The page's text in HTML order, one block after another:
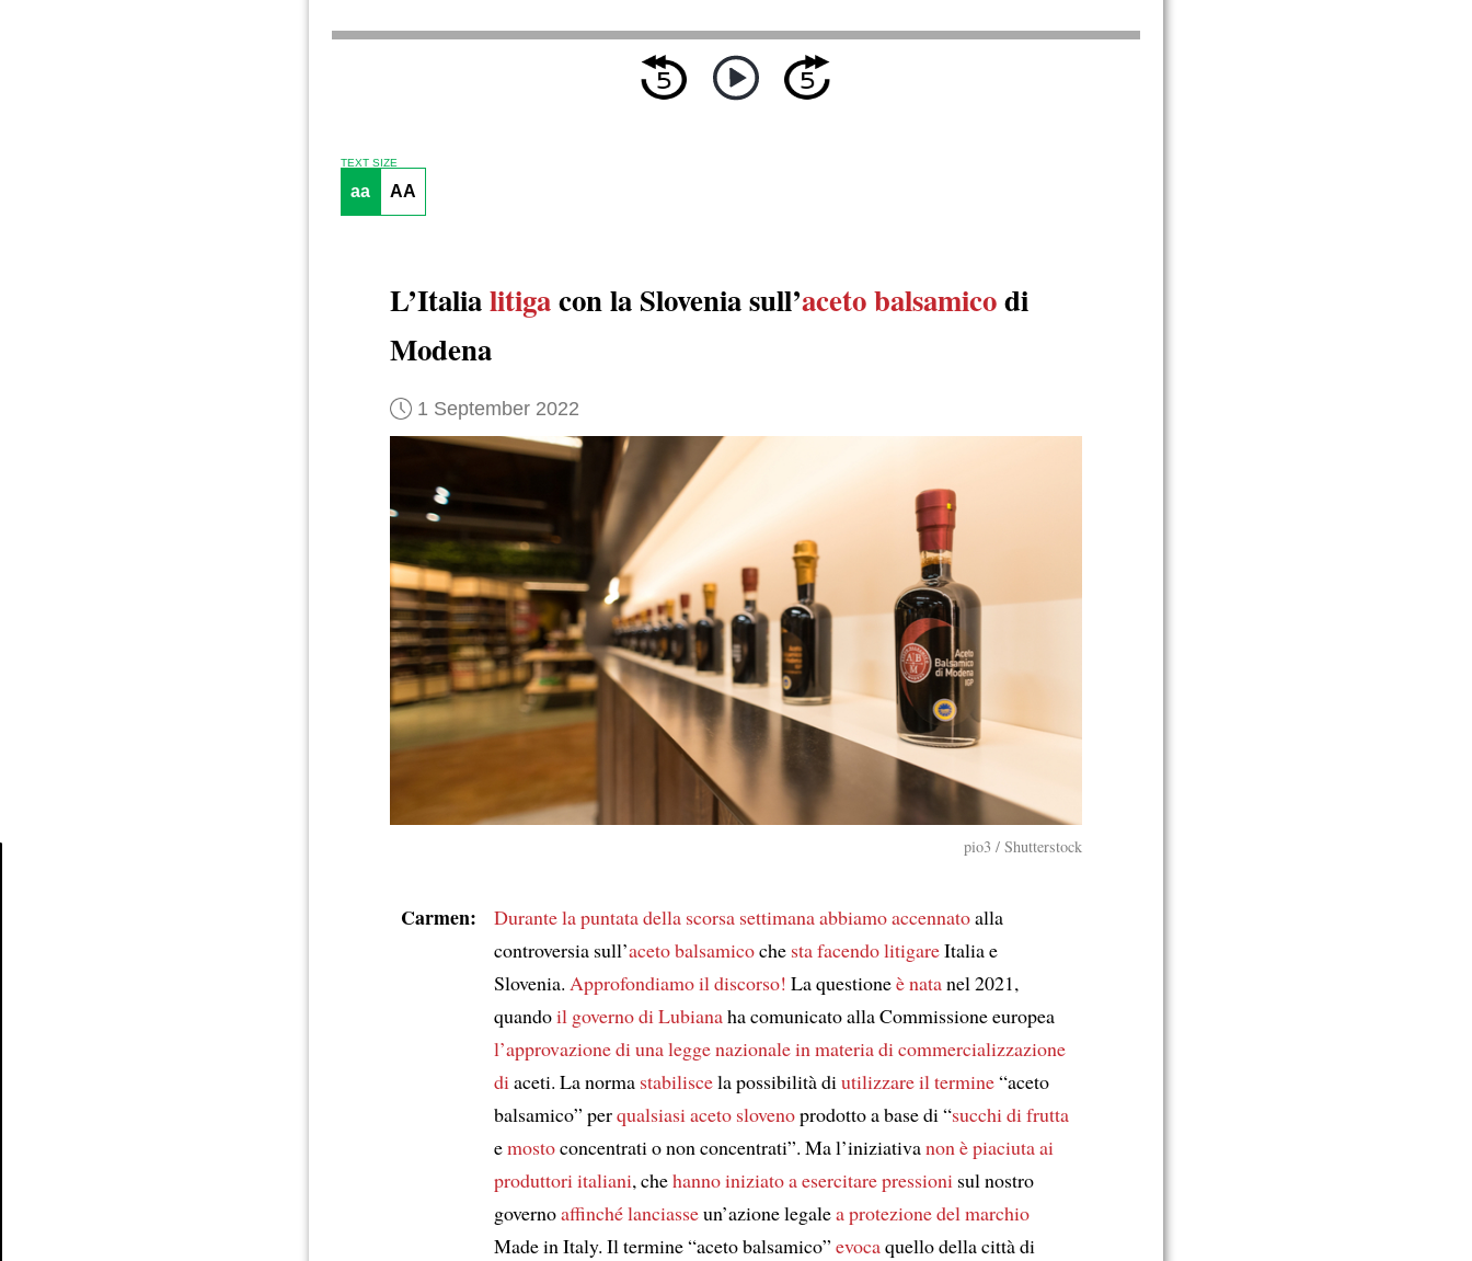
TEXT SIZE
aa AA
L’Italialitigacon la Slovenia sull’aceto balsamicodi
Modena
1 September 2022
pio3 / Shutterstock
Carmen: Durantela puntata della scorsa settimanaabbiamo accennatoalla
controversia sull’aceto balsamicoche sta facendo litigareItalia e
Slovenia. Approfondiamo il discorso! La questioneè natanel 2021,
quandoil governo di Lubianaha comunicato alla Commissione europea
l’approvazione diuna legge nazionalein materia di commercializzazione
diaceti. La norma stabiliscela possibilità diutilizzare il termine“aceto
balsamico” perqualsiasi aceto slovenoprodotto a base di “succhi di frutta
emostoconcentrati o non concentrati”. Ma l’iniziativanon è piaciuta ai
produttori italiani, chehanno iniziato a esercitare pressioni sul nostro
governoaffinché lanciasseun’azione legalea protezione del marchio
Made in Italy. Il termine “aceto balsamico” evocaquello della città di